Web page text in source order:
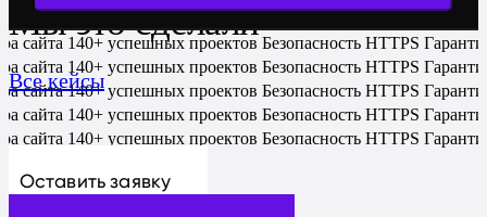
сайта 140+ успешных проектов Безопасность HTTPS
сайта 140+ успешных проектов Безопасность HTTPS
сайта 140+ успешных проектов Безопасность HTTPS
сайта 140+ успешных проектов Безопасность HTTPS
сайта 140+ успешных проектов Безопасность HTTPS
Оставить заявку
Мы это сделали
Все кейсы